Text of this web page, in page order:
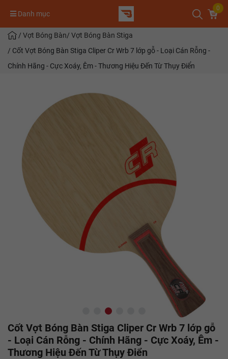
Danh mục
0
/ Vợt Bóng Bàn/ Vợt Bóng Bàn Stiga
/ Cốt Vợt Bóng Bàn Stiga Cliper Cr Wrb 7 lớp gỗ - Loại Cán Rỗng -
Chính Hãng - Cực Xoáy, Êm - Thương Hiệu Đến Từ Thụy Điển
Cốt Vợt Bóng Bàn Stiga Cliper Cr Wrb 7 lớp gỗ
- Loại Cán Rỗng - Chính Hãng - Cực Xoáy, Êm -
Thương Hiệu Đến Từ Thụy Điển